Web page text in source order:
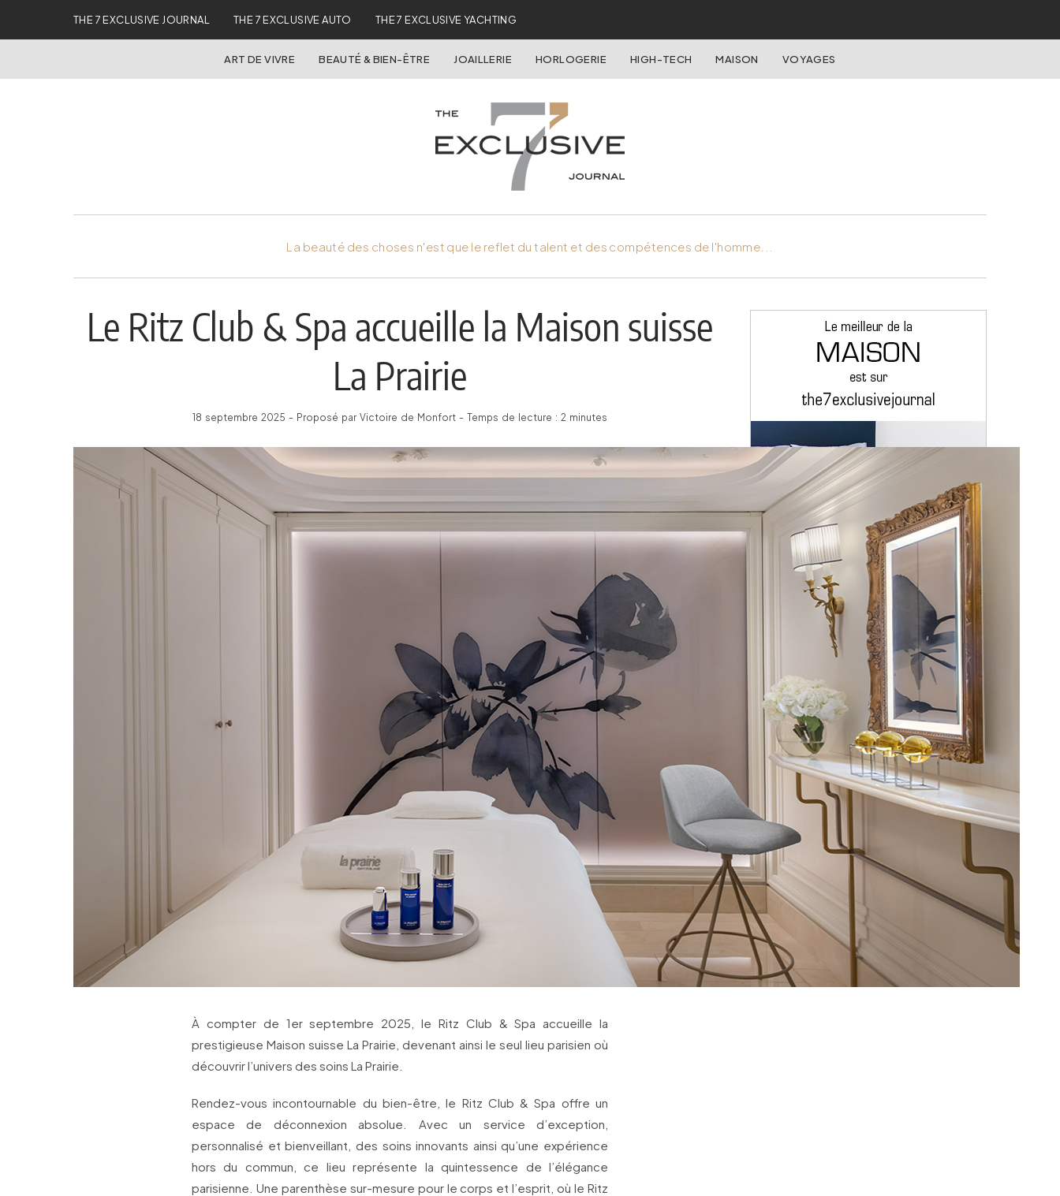
THE 7 EXCLUSIVE JOURNAL THE 7 EXCLUSIVE AUTO THE 7 EXCLUSIVE YACHTING
ART DE VIVRE BEAUTÉ & BIEN-ÊTRE JOAILLERIE HORLOGERIE HIGH-TECH MAISON VOYAGES
La beauté des choses n'est que le reflet du talent et des compétences de l'homme...
Le Ritz Club & Spa accueille la Maison suisse
La Prairie
18 septembre 2025 - Proposé par Victoire de Monfort - Temps de lecture : 2 minutes
À compter de 1er septembre 2025, le Ritz Club & Spa accueille la
prestigieuse Maison suisse La Prairie, devenant ainsi le seul lieu parisien où
découvrir l’univers des soins La Prairie.
Rendez-vous incontournable du bien-être, le Ritz Club & Spa offre un
espace de déconnexion absolue. Avec un service d’exception,
personnalisé et bienveillant, des soins innovants ainsi qu’une expérience
hors du commun, ce lieu représente la quintessence de l’élégance
parisienne. Une parenthèse sur-mesure pour le corps et l’esprit, où le Ritz